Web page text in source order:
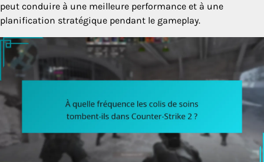
peut conduire à une meilleure performance et à une
planification stratégique pendant le gameplay.